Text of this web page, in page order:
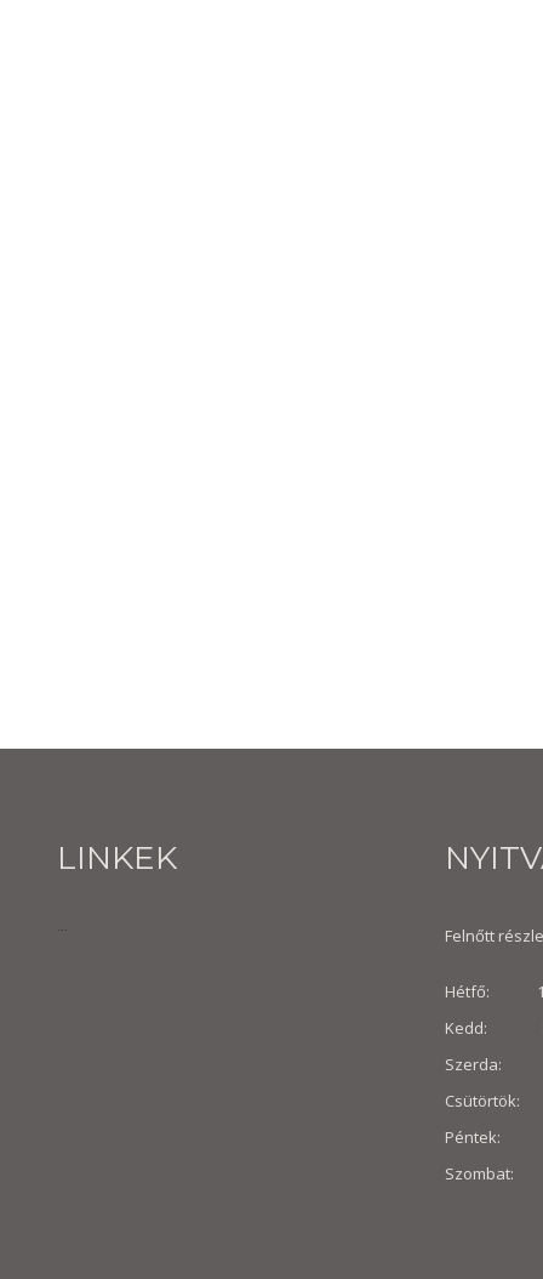
LINKEK
... Felnőtt
Hétfő:
Kedd:
Szerda:
Csütörtök:
Péntek:
Szombat: